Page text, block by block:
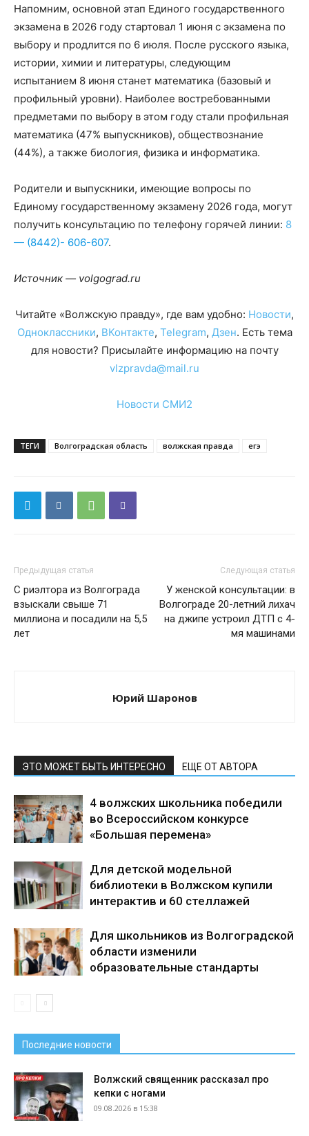
Напомним, основной этап Единого государственного
экзамена в 2026 году стартовал 1 июня с экзамена по
выбору и продлится по 6 июля. После русского языка,
истории, химии и литературы, следующим
испытанием 8 июня станет математика (базовый и
профильный уровни). Наиболее востребованными
предметами по выбору в этом году стали профильная
математика (47% выпускников), обществознание
(44%), а также биология, физика и информатика.
Родители и выпускники, имеющие вопросы по
Единому государственному экзамену 2026 года, могут
получить консультацию по телефону горячей линии: 8
— (8442)- 606-607.
Источник — volgograd.ru
Читайте «Волжскую правду», где вам удобно: Новости,
Одноклассники, ВКонтакте, Telegram, Дзен. Есть тема
для новости? Присылайте информацию на почту
vlzpravda@mail.ru
Новости СМИ2
ТЕГИ Волгоградская область волжская правда егэ
Предыдущая статья
С риэлтора из Волгограда
взыскали свыше 71
миллиона и посадили на 5,5
лет
Следующая статья
У женской консультации: в
Волгограде 20-летний лихач
на джипе устроил ДТП с 4-
мя машинами
Юрий Шаронов
ЭТО МОЖЕТ БЫТЬ ИНТЕРЕСНО ЕЩЕ ОТ АВТОРА
4 волжских школьника победили
во Всероссийском конкурсе
«Большая перемена»
Для детской модельной
библиотеки в Волжском купили
интерактив и 60 стеллажей
Для школьников из Волгоградской
области изменили
образовательные стандарты
Последние новости
Волжский священник рассказал про
кепки с ногами
09.08.2026 в 15:38